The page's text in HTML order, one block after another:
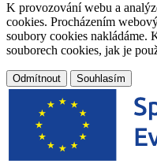
K provozování webu a
cookies. Procházením
soubory cookies nakládáme.
souborech cookies, jak je
Odmítnout Souhlasím